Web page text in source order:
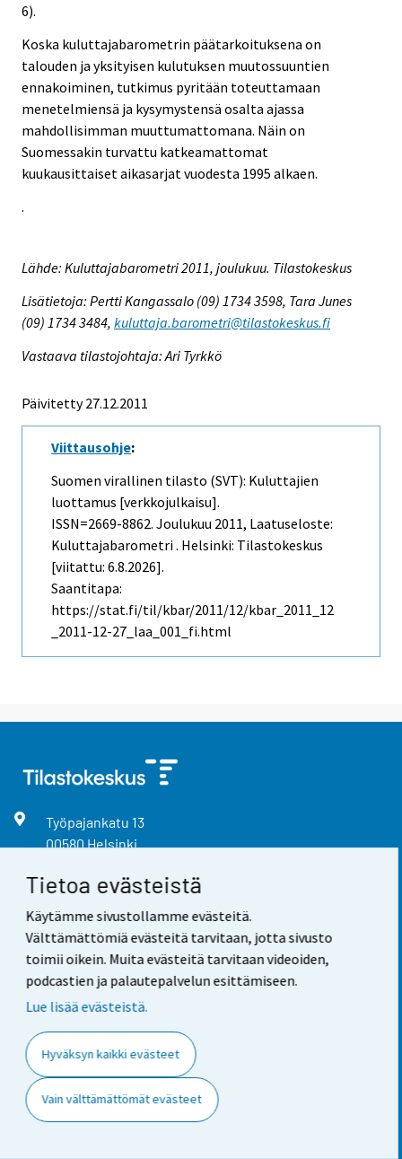
Tietoa evästeistä
Käytämme sivustollamme evästeitä.
Välttämättömiä evästeitä tarvitaan, jotta sivusto
toimii oikein. Muita evästeitä tarvitaan videoiden,
podcastien ja palautepalvelun esittämiseen.
Lue lisää evästeistä.
Hyväksyn kaikki evästeet
Vain välttämättömät evästeet
6).
Koska kuluttajabarometrin päätarkoituksena on
talouden ja yksityisen kulutuksen muutossuuntien
ennakoiminen, tutkimus pyritään toteuttamaan
menetelmiensä ja kysymystensä osalta ajassa
mahdollisimman muuttumattomana. Näin on
Suomessakin turvattu katkeamattomat
kuukausittaiset aikasarjat vuodesta 1995 alkaen.
.
Lähde: Kuluttajabarometri 2011, joulukuu. Tilastokeskus
Lisätietoja: Pertti Kangassalo (09) 1734 3598, Tara Junes
(09) 1734 3484, kuluttaja.barometri@tilastokeskus.fi
Vastaava tilastojohtaja: Ari Tyrkkö
Päivitetty 27.12.2011
Viittausohje:
Suomen virallinen tilasto (SVT): Kuluttajien
luottamus [verkkojulkaisu].
ISSN=2669-8862. Joulukuu 2011, Laatuseloste:
Kuluttajabarometri . Helsinki: Tilastokeskus
[viitattu: 6.8.2026].
Saantitapa:
https://stat.fi/til/kbar/2011/12/kbar_2011_12
_2011-12-27_laa_001_fi.html
Työpajankatu 13
00580 Helsinki
Vaihde
029 551 1000
info@stat.fi
Kysy meiltä
Neuvonta ja tietopalvelu
Kysy tilastoista
Usein kysytyt kysymykset
Medialle